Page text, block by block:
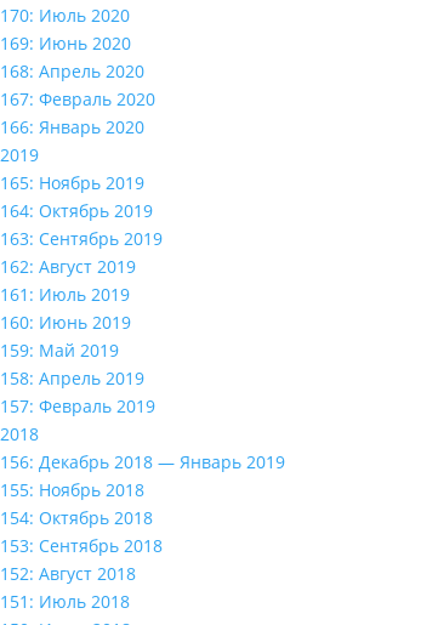
170: Июль 2020
169: Июнь 2020
168: Апрель 2020
167: Февраль 2020
166: Январь 2020
2019
165: Ноябрь 2019
164: Октябрь 2019
163: Сентябрь 2019
162: Август 2019
161: Июль 2019
160: Июнь 2019
159: Май 2019
158: Апрель 2019
157: Февраль 2019
2018
156: Декабрь 2018 — Январь 2019
155: Ноябрь 2018
154: Октябрь 2018
153: Сентябрь 2018
152: Август 2018
151: Июль 2018